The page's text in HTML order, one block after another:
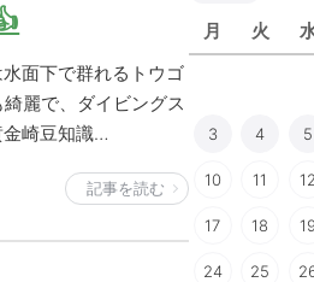
面下で群れるトウゴ
麗で、ダイビングス
崎豆知識…
記事を読む
月 火
3 4 5
10 11 12
17 18 19
24 25